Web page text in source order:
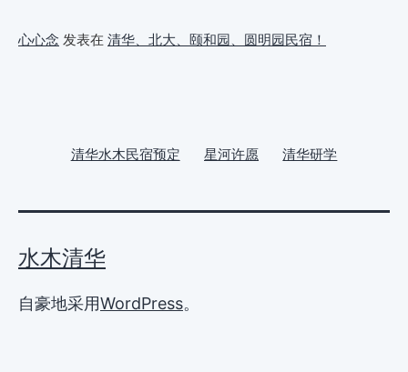
心心念 发表在 清华、北大、颐和园、圆明园民宿！
清华水木民宿预定 星河许愿 清华研学
水木清华
自豪地采用WordPress。